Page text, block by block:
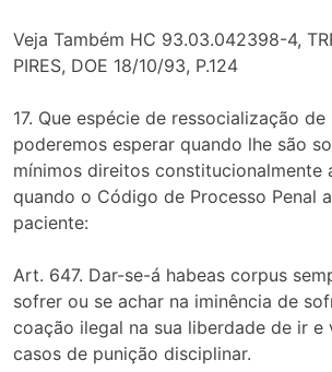
Veja Também HC 93.03.042398-4,
PIRES, DOE 18/10/93, P.124
17. Que espécie de ressocialização
poderemos esperar quando lhe são
mínimos direitos constitucionalmente
quando o Código de Processo Penal
paciente:
Art. 647. Dar-se-á habeas corpus
sofrer ou se achar na iminência de
coação ilegal na sua liberdade de ir e
casos de punição disciplinar.